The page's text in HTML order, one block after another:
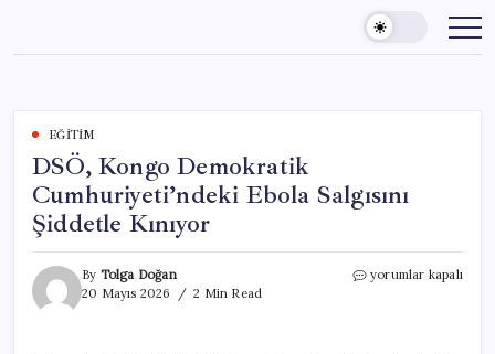
content
EĞITIM
DSÖ, Kongo Demokratik
Cumhuriyeti’ndeki Ebola Salgısını
Şiddetle Kınıyor
By Tolga Doğan
20 Mayıs 2026
2 Min Read
DSÖ,
yorumlar kapalı